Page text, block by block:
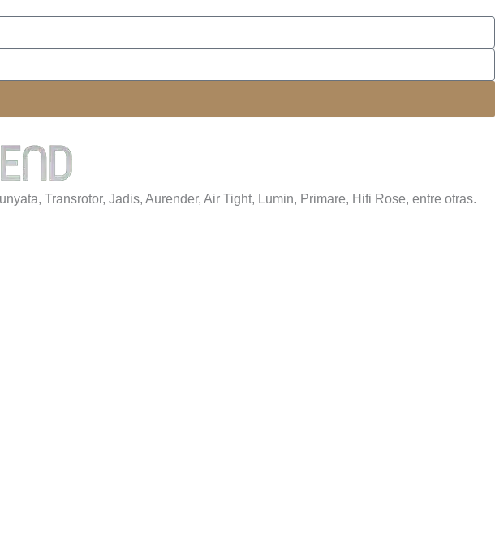
Transrotor, Jadis, Aurender, Air Tight, Lumin, Primare, Hifi Rose, entre otras.